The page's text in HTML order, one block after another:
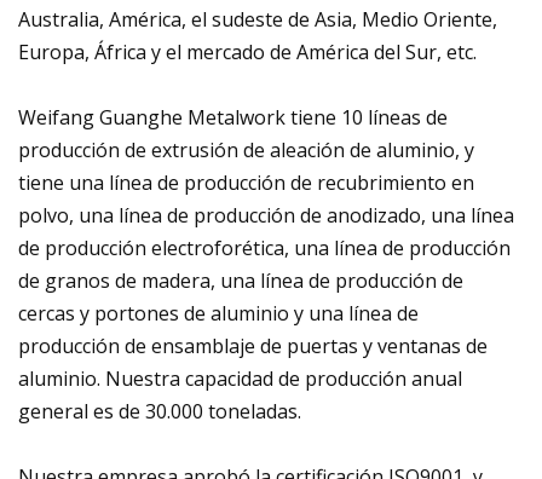
Australia, América, el sudeste de Asia, Medio Oriente,
Europa, África y el mercado de América del Sur, etc.
Weifang Guanghe Metalwork tiene 10 líneas de
producción de extrusión de aleación de aluminio, y
tiene una línea de producción de recubrimiento en
polvo, una línea de producción de anodizado, una línea
de producción electroforética, una línea de producción
de granos de madera, una línea de producción de
cercas y portones de aluminio y una línea de
producción de ensamblaje de puertas y ventanas de
aluminio. Nuestra capacidad de producción anual
general es de 30.000 toneladas.